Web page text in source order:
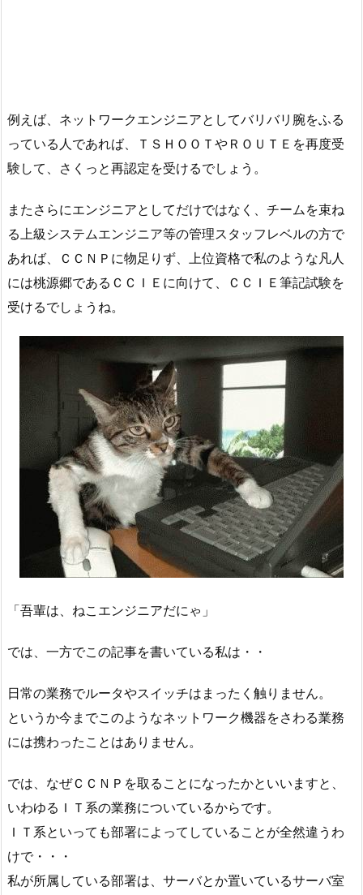
例えば、ネットワークエンジニアとしてバリバリ腕をふる
っている人であれば、ＴＳＨＯＯＴやＲＯＵＴＥを再度受
験して、さくっと再認定を受けるでしょう。
またさらにエンジニアとしてだけではなく、チームを束ね
る上級システムエンジニア等の管理スタッフレベルの方で
あれば、ＣＣＮＰに物足りず、上位資格で私のような凡人
には桃源郷であるＣＣＩＥに向けて、ＣＣＩＥ筆記試験を
受けるでしょうね。
「吾輩は、ねこエンジニアだにゃ」
では、一方でこの記事を書いている私は・・
日常の業務でルータやスイッチはまったく触りません。
というか今までこのようなネットワーク機器をさわる業務
には携わったことはありません。
では、なぜＣＣＮＰを取ることになったかといいますと、
いわゆるＩＴ系の業務についているからです。
ＩＴ系といっても部署によってしていることが全然違うわ
けで・・・
私が所属している部署は、サーバとか置いているサーバ室